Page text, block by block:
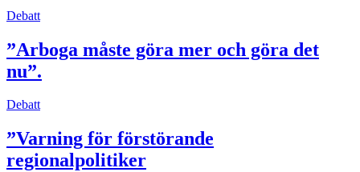
Debatt
”Arboga måste göra mer och göra det
nu”.
Debatt
”Varning för förstörande
regionalpolitiker